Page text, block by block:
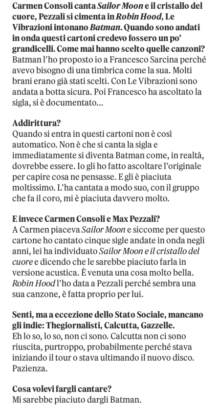
Carmen Consoli cantaSailor Moone il cristallo del
cuore, Pezzali si cimenta inRobin Hood, Le
Vibrazioni intonanoBatman. Quando sono andati
in onda questi cartoni credevo fossero un po’
grandicelli. Come mai hanno scelto quelle canzoni?
Batman l’ho proposto io a Francesco Sarcina perché
avevo bisogno di una timbrica come la sua. Molti
brani erano già stati scelti. Con Le Vibrazioni sono
andata a botta sicura. Poi Francesco ha ascoltato la
sigla, si è documentato…
Addirittura?
Quando si entra in questi cartoni non è così
automatico. Non è che si canta la sigla e
immediatamente si diventa Batman come, in realtà,
dovrebbe essere. Io gli ho fatto ascoltare l’originale
per capire cosa ne pensasse. E gli è piaciuta
moltissimo. L’ha cantata a modo suo, con il gruppo
che fa il coro, mi è piaciuta davvero molto.
E invece Carmen Consoli e Max Pezzali?
A Carmen piacevaSailor Moone siccome per questo
cartone ho cantato cinque sigle andate in onda negli
anni, lei ha individuatoSailor Moon e il cristallo del
cuoree dicendo che le sarebbe piaciuto farla in
versione acustica. È venuta una cosa molto bella.
Robin Hoodl’ho data a Pezzali perché sembra una
sua canzone, è fatta proprio per lui.
Senti, ma a eccezione dello Stato Sociale, mancano
gli indie: Thegiornalisti, Calcutta, Gazzelle.
Eh lo so, lo so, non ci sono. Calcutta non ci sono
riuscita, purtroppo, probabilmente perché stava
iniziando il tour o stava ultimando il nuovo disco.
Pazienza.
Cosa volevi fargli cantare?
Mi sarebbe piaciuto dargli Batman.